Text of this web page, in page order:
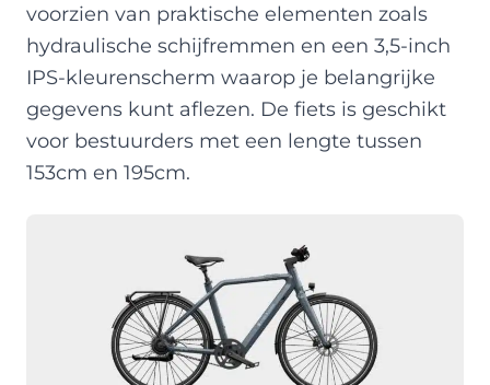
voorzien van praktische elementen zoals
hydraulische schijfremmen en een 3,5-inch
IPS-kleurenscherm waarop je belangrijke
gegevens kunt aflezen. De fiets is geschikt
voor bestuurders met een lengte tussen
153cm en 195cm.